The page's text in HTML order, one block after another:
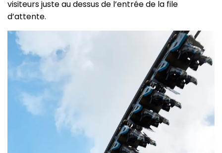
visiteurs juste au dessus de l’entrée de la file
d’attente.